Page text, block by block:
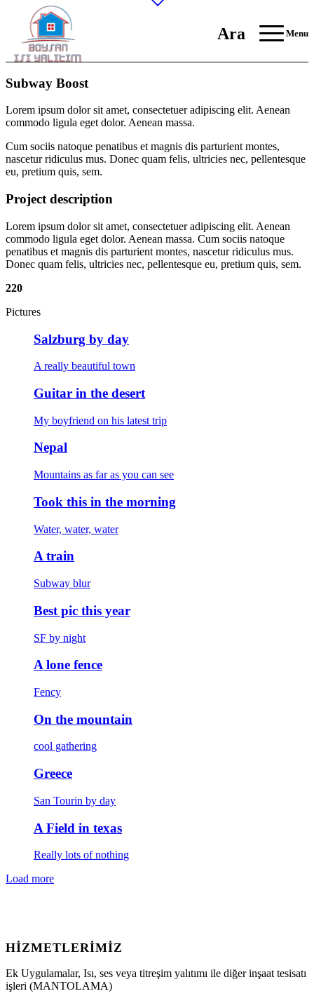
Ara Menu
Subway Boost
Lorem ipsum dolor sit amet, consectetuer adipiscing elit. Aenean
commodo ligula eget dolor. Aenean massa.
Cum sociis natoque penatibus et magnis dis parturient montes,
nascetur ridiculus mus. Donec quam felis, ultricies nec, pellentesque
eu, pretium quis, sem.
Project description
Lorem ipsum dolor sit amet, consectetuer adipiscing elit. Aenean
commodo ligula eget dolor. Aenean massa. Cum sociis natoque
penatibus et magnis dis parturient montes, nascetur ridiculus mus.
Donec quam felis, ultricies nec, pellentesque eu, pretium quis, sem.
220
Pictures
Salzburg by day
A really beautiful town
Guitar in the desert
My boyfriend on his latest trip
Nepal
Mountains as far as you can see
Took this in the morning
Water, water, water
A train
Subway blur
Best pic this year
SF by night
A lone fence
Fency
On the mountain
cool gathering
Greece
San Tourin by day
A Field in texas
Really lots of nothing
Load more
HIZMETLERIMIZ
Ek Uygulamalar, Isı, ses veya titreşim yalıtımı ile diğer inşaat tesisatı
işleri (MANTOLAMA)